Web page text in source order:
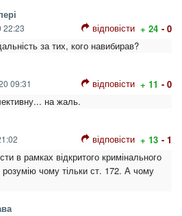
22:23 відповісти + 24 - 0
за тих, кого навибирав?
09:31 відповісти + 11 - 0
на жаль.
відповісти + 13 - 1
в рамках відкритого кримінального
чому тільки ст. 172. А чому